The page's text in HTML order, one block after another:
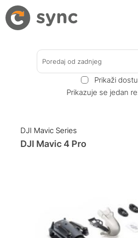
Poredaj od zadnjeg
Prikaži
Prikazuje se jedan
DJI Mavic Series
DJI Mavic 4 Pro